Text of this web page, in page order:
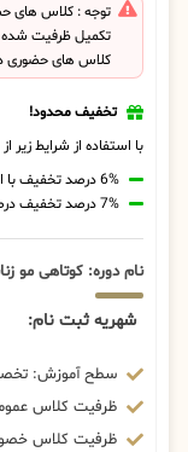
توجه : کلاس های
تکمیل ظرفیت شده
کلاس های حضوری
تخفیف محدود!
با استفاده از شرایط زیر از 13 درصد تخفیف بهره مند شوید.
6% درصد تخفیف با استفاده از کد تخفیف 20806
7% درصد تخفیف درصورت پرداخت شهریه با رمزارز
نام دوره: کوتاهی مو
شهریه ثبت نام:
سطح آموزش:
ظرفیت کلاس عمومی:
ظرفیت کلاس